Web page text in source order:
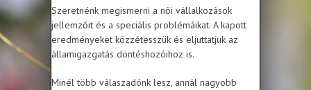
Szeretnénk megismerni a női vállalkozások
jellemzőit és a speciális problémáikat. A kapott
eredményeket közzétesszük és eljuttatjuk az
államigazgatás döntéshozóihoz is.
Minél több válaszadónk lesz, annál nagyobb